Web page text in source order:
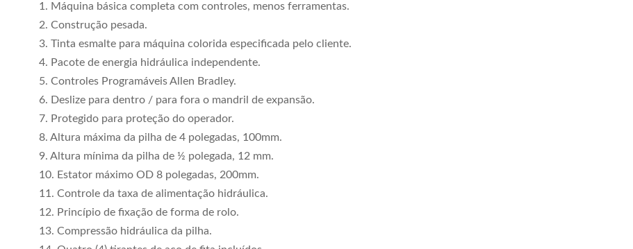
1. Máquina básica completa com controles, menos ferramentas.
2. Construção pesada.
3. Tinta esmalte para máquina colorida especificada pelo cliente.
4. Pacote de energia hidráulica independente.
5. Controles Programáveis ​​Allen Bradley.
6. Deslize para dentro / para fora o mandril de expansão.
7. Protegido para proteção do operador.
8. Altura máxima da pilha de 4 polegadas, 100mm.
9. Altura mínima da pilha de ½ polegada, 12 mm.
10. Estator máximo OD 8 polegadas, 200mm.
11. Controle da taxa de alimentação hidráulica.
12. Princípio de fixação de forma de rolo.
13. Compressão hidráulica da pilha.